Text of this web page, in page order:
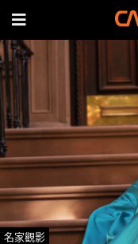
名家觀影